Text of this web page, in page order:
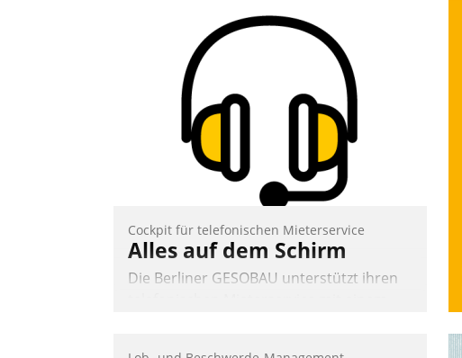
Cockpit für telefonischen Mieterservice
Alles auf dem Schirm
Die Berliner GESOBAU unterstützt ihren